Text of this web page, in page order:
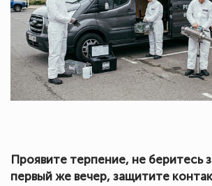
Проявите терпение, не беритесь
первый же вечер, защитите